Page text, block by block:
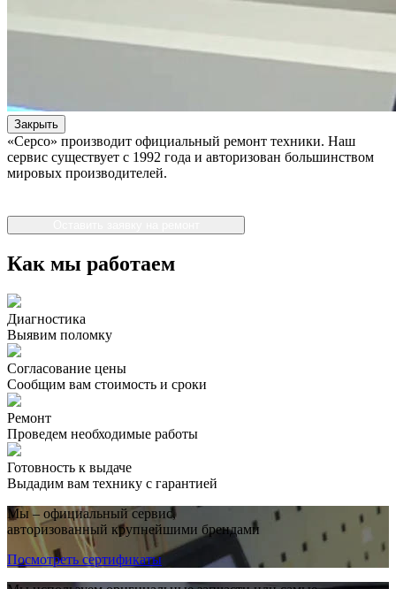
Закрыть
«Серсо» производит официальный ремонт техники. Наш
сервис существует с 1992 года и авторизован большинством
мировых производителей.
Как мы работаем
Диагностика
Выявим поломку
Согласование цены
Сообщим вам стоимость и сроки
Ремонт
Проведем необходимые работы
Готовность к выдаче
Выдадим вам технику с гарантией
Мы – официальный сервис,
авторизованный крупнейшими брендами
Посмотреть сертификаты